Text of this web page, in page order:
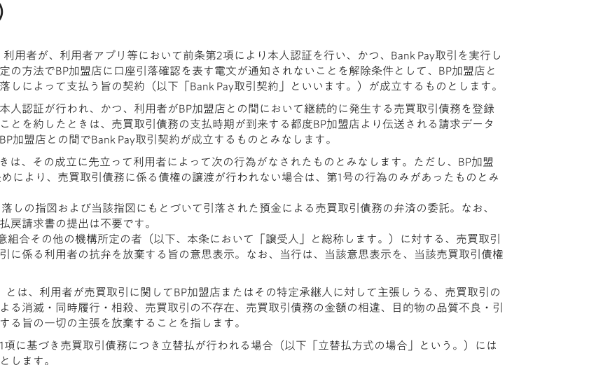
用者が、利用者アプリ等において前条第2項により本人認証を行い、かつ、Bank Pay取引を実行し
の方法でBP加盟店に口座引落確認を表す電文が通知されないことを解除条件として、BP加盟店と
しによって支払う旨の契約（以下「Bank Pay取引契約」といいます。）が成立するものとします。
人認証が行われ、かつ、利用者がBP加盟店との間において継続的に発生する売買取引債務を登録
とを約したときは、売買取引債務の支払時期が到来する都度BP加盟店より伝送される請求データ
加盟店との間でBank Pay取引契約が成立するものとみなします。
は、その成立に先立って利用者によって次の行為がなされたものとみなします。ただし、BP加盟
により、売買取引債務に係る債権の譲渡が行われない場合は、第1号の行為のみがあったものとみ
しの指図および当該指図にもとづいて引落された預金による売買取引債務の弁済の委託。なお、
戻請求書の提出は不要です。
合その他の機構所定の者（以下、本条において「譲受人」と総称します。）に対する、売買取引
に係る利用者の抗弁を放棄する旨の意思表示。なお、当行は、当該意思表示を、当該売買取引債権
は、利用者が売買取引に関してBP加盟店またはその特定承継人に対して主張しうる、売買取引の
る消滅・同時履行・相殺、売買取引の不存在、売買取引債務の金額の相違、目的物の品質不良・引
る旨の一切の主張を放棄することを指します。
に基づき売買取引債務につき立替払が行われる場合（以下「立替払方式の場合」という。）には
します。